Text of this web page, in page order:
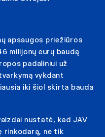
apsaugos priežiūros
milijonų eurų baudą
padaliniui už
vykdant
iki šiol skirta bauda
nustatė, kad JAV
rinkodarą, ne tik